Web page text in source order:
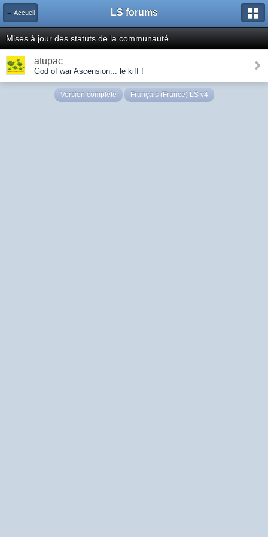
← Accueil LS forums
Mises à jour des statuts de la communauté
atupac
God of war Ascension... le kiff !
Version complète Français (France) LS v4